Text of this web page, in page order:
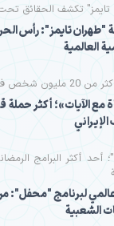
تكشف الحقائق تحت
تايمز": رأس
العالمية
شخص في هذه الحملة
مع الآيات»؛ أكثر حملة
أحد أكثر البرامج
لبرنامج "محفل":
الشعبية